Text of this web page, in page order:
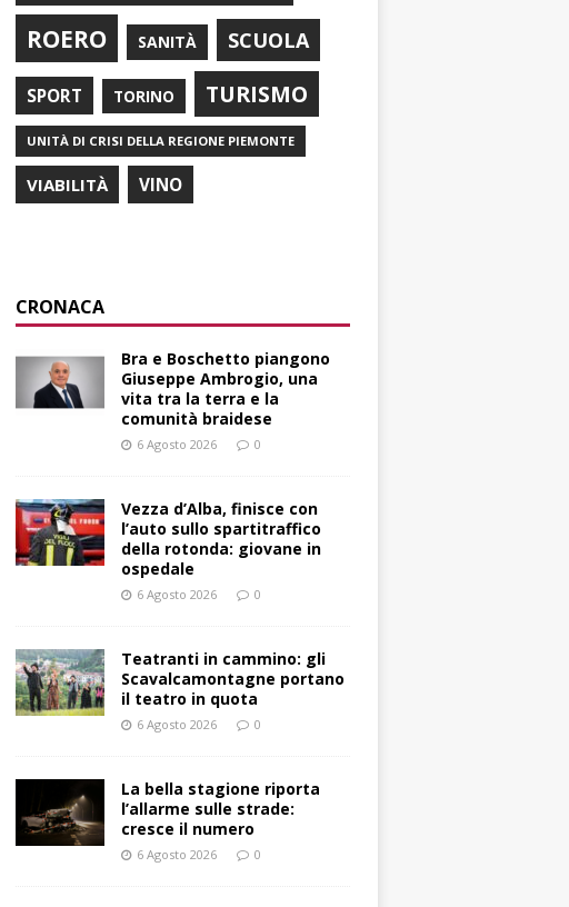
ROERO SANITÀ SCUOLA
SPORT TORINO TURISMO
UNITÀ DI CRISI DELLA REGIONE PIEMONTE
VIABILITÀ VINO
CRONACA
Bra e Boschetto piangono
Giuseppe Ambrogio, una
vita tra la terra e la
comunità braidese
6 Agosto 2026 0
Vezza d’Alba, finisce con
l’auto sullo spartitraffico
della rotonda: giovane in
ospedale
6 Agosto 2026 0
Teatranti in cammino: gli
Scavalcamontagne portano
il teatro in quota
6 Agosto 2026 0
La bella stagione riporta
l’allarme sulle strade:
cresce il numero
6 Agosto 2026 0